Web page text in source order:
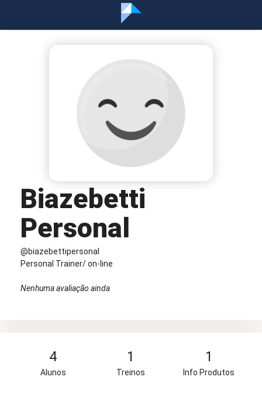
Biazebetti
Personal
@biazebettipersonal
Personal Trainer/ on-line
Nenhuma avaliação ainda
4
Alunos
1
Treinos
1
Info Produtos